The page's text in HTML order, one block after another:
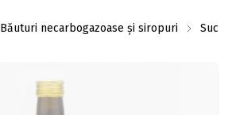
Băuturi necarbogazoase și siropuri